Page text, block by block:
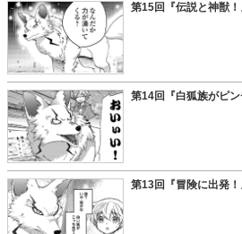
この話を読む
第15回『伝説と神獣！
この話を読む
第14回『白狐族がピン
この話を読む
第13回『冒険に出発！